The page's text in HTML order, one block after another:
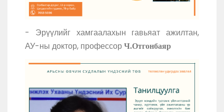
- Эрүүлийг хамгаалахын гавьяат ажилтан,
АУ-ны доктор, профессор Ч.Отгонбаяр